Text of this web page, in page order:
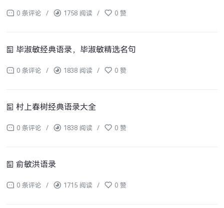
0 条评论 / 1758 阅读 / 0 赞
毕淑敏经典语录，毕淑敏精选名句
0 条评论 / 1838 阅读 / 0 赞
村上春树经典语录大全
0 条评论 / 1838 阅读 / 0 赞
俞敏洪语录
0 条评论 / 1715 阅读 / 0 赞